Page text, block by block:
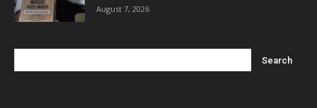
Wamika Pharmaceuticals Pvt. Ltd.
August 7, 2026